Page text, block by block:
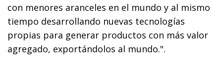
con menores aranceles en el mundo y al mismo
tiempo desarrollando nuevas tecnologías
propias para generar productos con más valor
agregado, exportándolos al mundo.".